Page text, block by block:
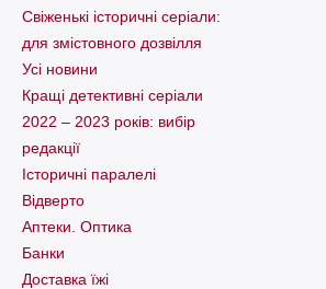
Свіженькі історичні серіали:
для змістовного дозвілля
Усі новини
Кращі детективні серіали
2022 – 2023 років: вибір
редакції
Історичні паралелі
Відверто
Аптеки. Оптика
Банки
Доставка їжі